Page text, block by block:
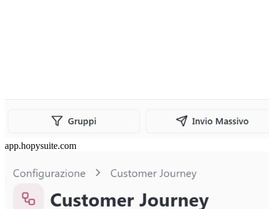
app.hopysuite.com